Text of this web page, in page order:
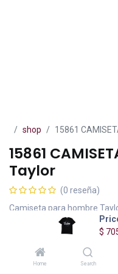
$
Home Search
shop 15861
15861
Taylor
(0 reseña)
Camiseta para hombre
con logo Taylor
705.00 IVA incluido